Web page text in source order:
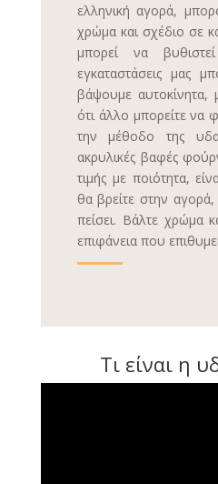
ελληνική αγορά,
χρώμα και σχέδιο σε
μπορεί να
εγκαταστάσεις μας
βάψουμε αυτοκίνητα,
ότι άλλο μπορείτε να
την μέθοδο της
ακρυλικές βαφές
τιμής με ποιότητα,
θα βρείτε στην
πείσει. Βάλτε χρώμα
επιφάνεια που
Τι είναι η